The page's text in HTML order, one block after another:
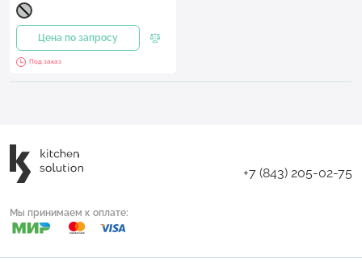
Цена по запросу
Под заказ
+7 (843) 205-02-75
Мы принимаем к оплате: